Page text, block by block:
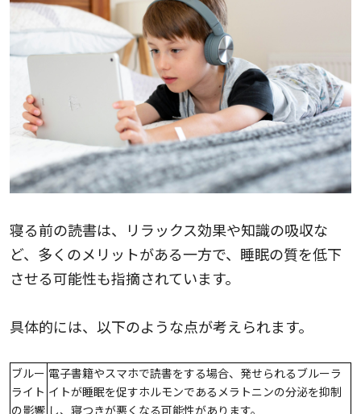
寝る前の読書は、リラックス効果や知識の吸収な
ど、多くのメリットがある一方で、睡眠の質を低下
させる可能性も指摘されています。
具体的には、以下のような点が考えられます。
ブルー
ライト
の影響
電子書籍やスマホで読書をする場合、発せられるブルーラ
イトが睡眠を促すホルモンであるメラトニンの分泌を抑制
し、寝つきが悪くなる可能性があります。